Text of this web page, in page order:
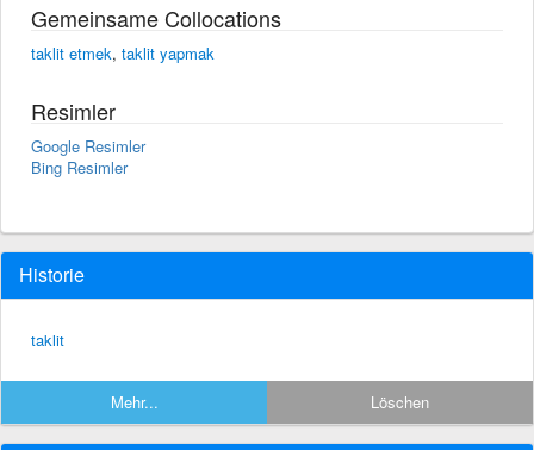
Gemeinsame Collocations
taklit etmek, taklit yapmak
Resimler
Google Resimler
Bing Resimler
Historie
taklit
Mehr... Löschen